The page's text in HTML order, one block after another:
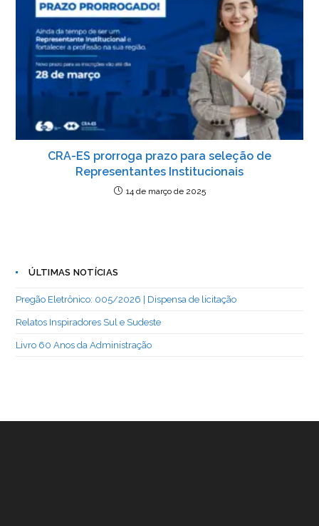
CRA-ES prorroga prazo para seleção de
Representantes Institucionais
14 de março de 2025
ÚLTIMAS NOTÍCIAS
Pregão Eletrônico: 005/2026 | Dispensa de licitação
Relatos Inspiradores Sul e Sudeste
Livro 60 Anos da Administração